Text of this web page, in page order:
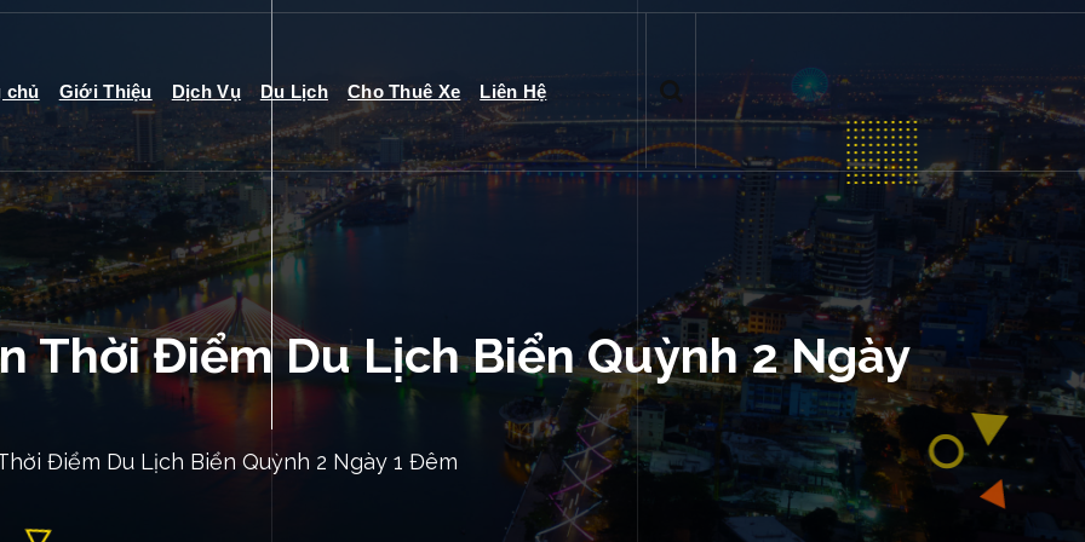
chủ Giới Thiệu Dịch Vụ Du Lịch Cho Thuê Xe Liên Hệ
Thời Điểm Du Lịch Biển Quỳnh 2 Ngày
Điểm Du Lịch Biển Quỳnh 2 Ngày 1 Đêm